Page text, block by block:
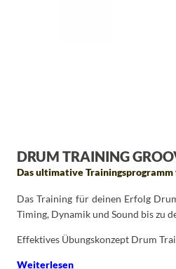
DRUM TRAINING
Das ultimative Trainingsprogramm
Das Training für deinen Erfolg
Timing, Dynamik und Sound bis zu
Effektives Übungskonzept Drum
Weiterlesen